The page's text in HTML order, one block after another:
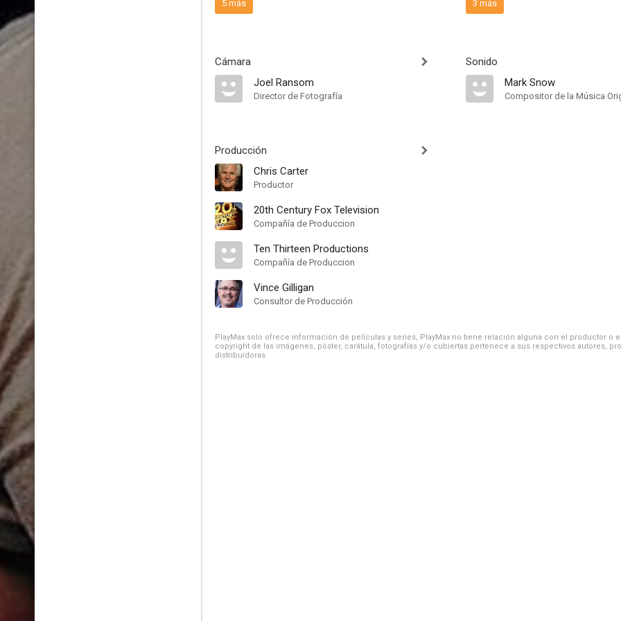
5 más
Cámara
Joel Ransom
Director de Fotografía
Producción
Chris Carter
Productor
20th Century Fox Television
Compañía de Produccion
Ten Thirteen Productions
Compañía de Produccion
Vince Gilligan
Consultor de Producción
3 más
Sonido
Mark Snow
Compositor de la Música
PlayMax solo ofrece información de películas y series, PlayMax no tiene relación alguna con el productor o
copyright de las imágenes, póster, carátula, fotografías y/o cubiertas pertenece a sus respectivos autores,
distribuidoras.